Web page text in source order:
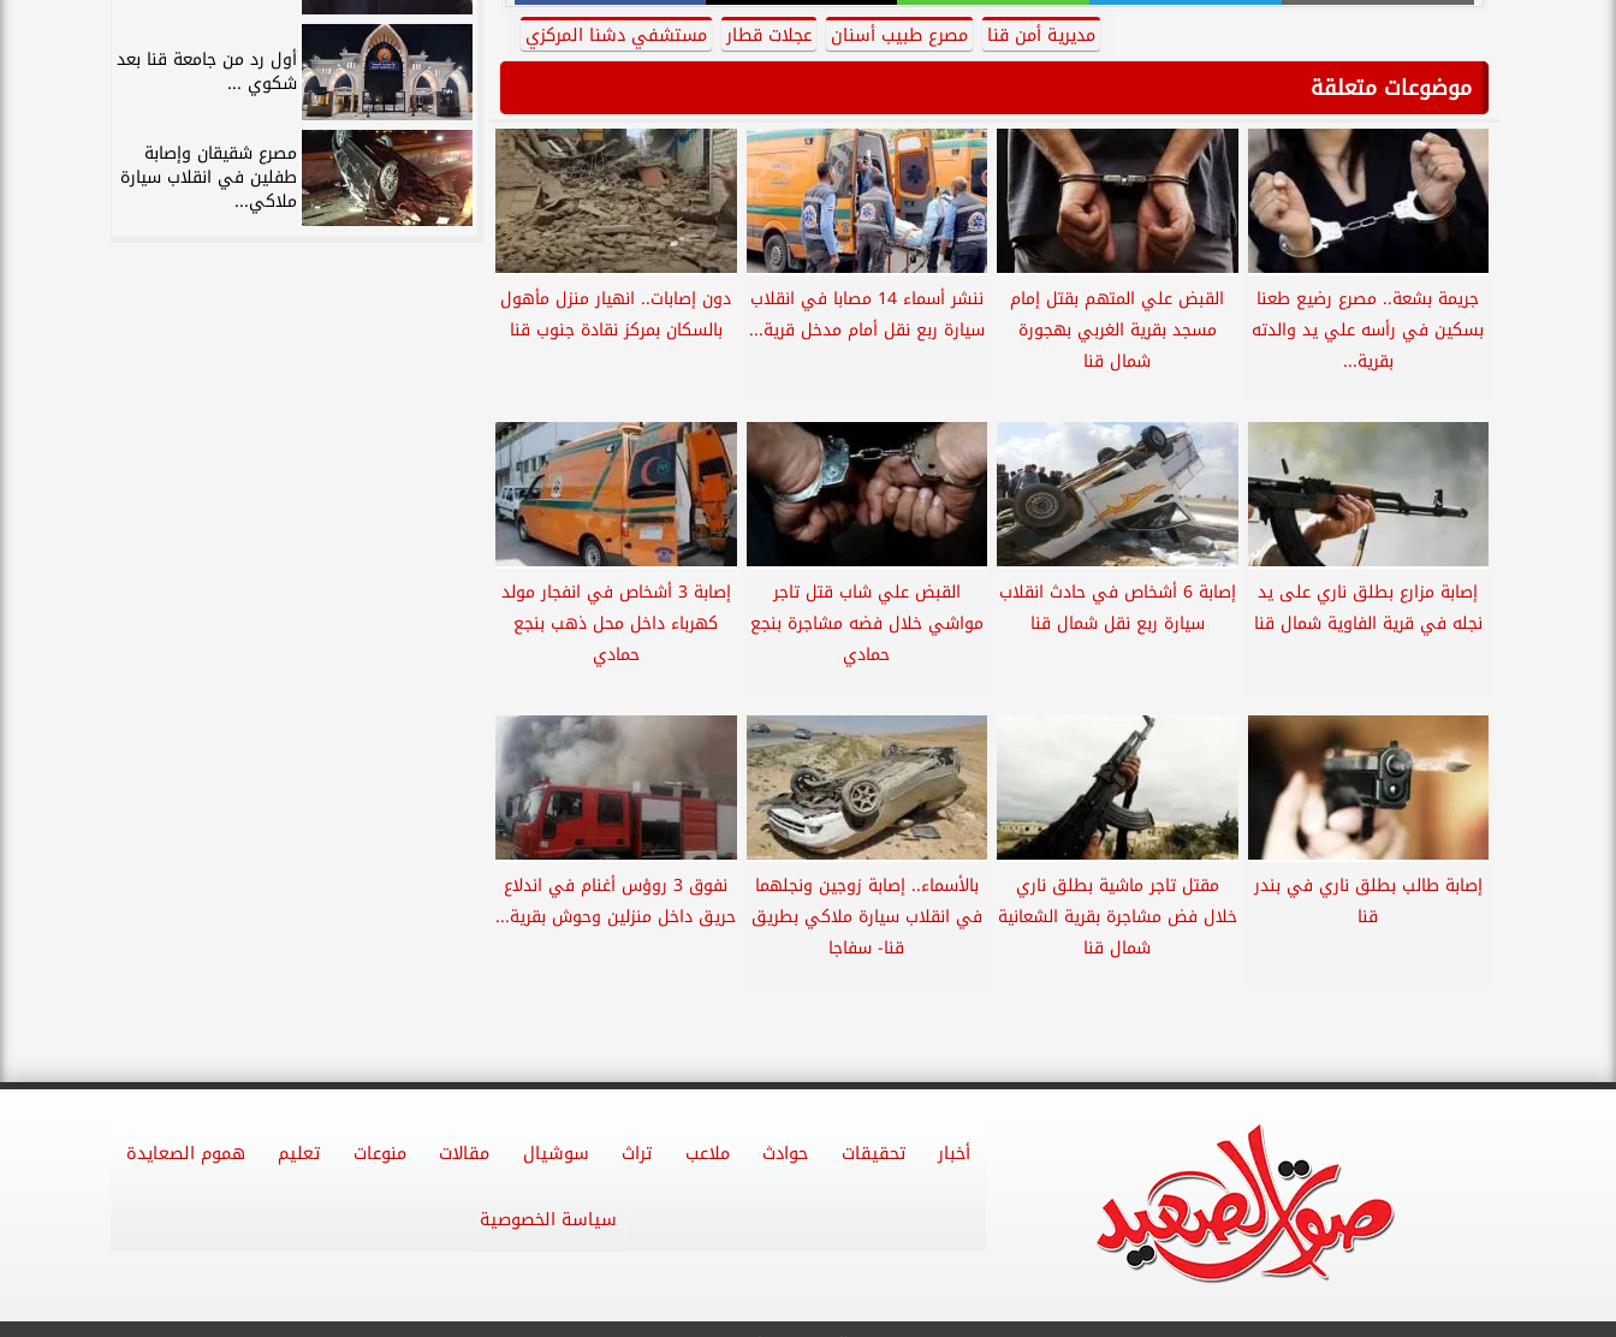
مديرية أمن قنا مصرع طبيب أسنان عجلات قطار مستشفي دشنا المركزي
موضوعات متعلقة
جريمة بشعة.. مصرع رضيع طعنا
بسكين في رأسه علي يد والدته
بقرية...
القبض علي المتهم بقتل إمام
مسجد بقرية الغربي بهجورة
شمال قنا
ننشر أسماء 14 مصابا في انقلاب
سيارة ربع نقل أمام مدخل قرية...
دون إصابات.. انهيار منزل مأهول
بالسكان بمركز نقادة جنوب قنا
إصابة مزارع بطلق ناري على يد
نجله في قرية الفاوية شمال قنا
إصابة 6 أشخاص في حادث انقلاب
سيارة ربع نقل شمال قنا
القبض علي شاب قتل تاجر
مواشي خلال فضه مشاجرة بنجع
حمادي
إصابة 3 أشخاص في انفجار مولد
كهرباء داخل محل ذهب بنجع
حمادي
إصابة طالب بطلق ناري في بندر
قنا
مقتل تاجر ماشية بطلق ناري
خلال فض مشاجرة بقرية الشعانية
شمال قنا
بالأسماء.. إصابة زوجين ونجلهما
في انقلاب سيارة ملاكي بطريق
قنا- سفاجا
نفوق 3 روؤس أغنام في اندلاع
حريق داخل منزلين وحوش بقرية...
أول رد من جامعة قنا بعد
شكوي ...
مصرع شقيقان وإصابة
طفلين في انقلاب سيارة
ملاكي...
أخبار تحقيقات حوادث ملاعب تراث سوشيال مقالات منوعات تعليم هموم الصعايدة
سياسة الخصوصية